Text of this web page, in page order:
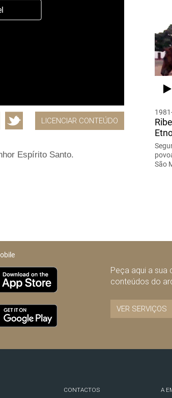
LICENCIAR CONTEÚDO
Espírito Santo.
São
Peça aqui a sua
conteúdos do
VER SERVIÇOS
CONTACTOS
A